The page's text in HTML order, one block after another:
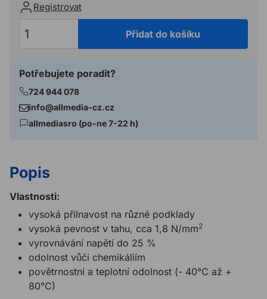
Registrovat
Přidat do košíku
Potřebujete poradit?
724 944 078
info@allmedia-cz.cz
allmediasro (po-ne 7-22 h)
Popis
Vlastnosti:
vysoká přilnavost na různé podklady
vysoká pevnost v tahu, cca 1,8 N/mm2
vyrovnávání napětí do 25 %
odolnost vůči chemikáliím
povětrnostní a teplotní odolnost (- 40°C až +
80°C)